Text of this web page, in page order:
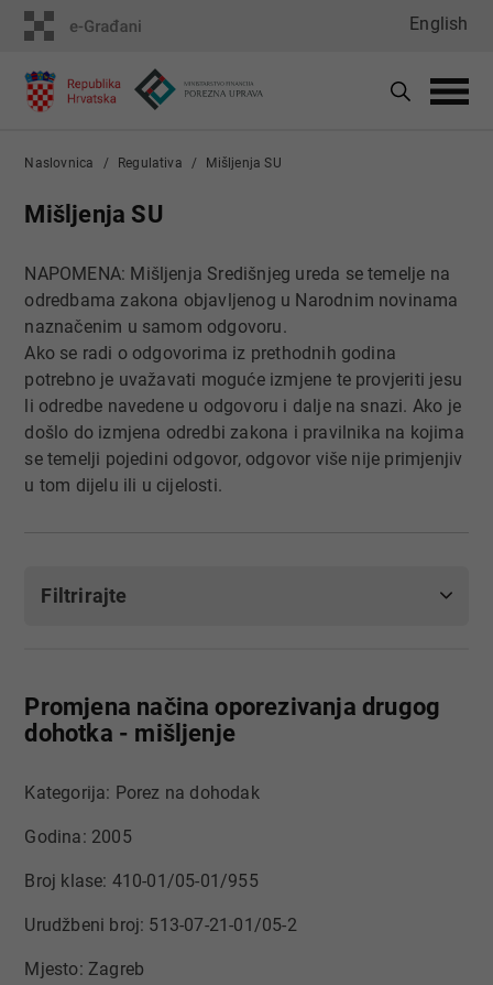
English
Naslovnica Regulativa Mišljenja SU
Mišljenja SU
NAPOMENA: Mišljenja Središnjeg ureda se temelje na
odredbama zakona objavljenog u Narodnim novinama
naznačenim u samom odgovoru.
Ako se radi o odgovorima iz prethodnih godina
potrebno je uvažavati moguće izmjene te provjeriti jesu
li odredbe navedene u odgovoru i dalje na snazi. Ako je
došlo do izmjena odredbi zakona i pravilnika na kojima
se temelji pojedini odgovor, odgovor više nije primjenjiv
u tom dijelu ili u cijelosti.
Filtrirajte
Promjena načina oporezivanja drugog
dohotka - mišljenje
Kategorija: Porez na dohodak
Godina: 2005
Broj klase: 410-01/05-01/955
Urudžbeni broj: 513-07-21-01/05-2
Mjesto: Zagreb